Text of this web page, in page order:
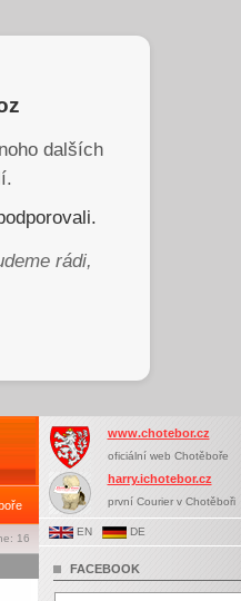
dalších
rádi,
16
www.chotebor.cz
oficiální web Chotěboře
harry.ichotebor.cz
první Courier v Chotěboři
EN DE
FACEBOOK